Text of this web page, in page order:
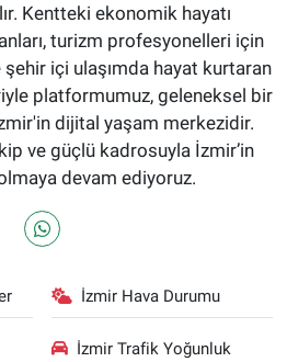
Kentteki ekonomik hayatı
turizm profesyonelleri için
içi ulaşımda hayat kurtaran
platformumuz, geleneksel bir
dijital yaşam merkezidir.
ve güçlü kadrosuyla İzmir’in
devam ediyoruz.
İzmir Hava Durumu
İzmir Trafik Yoğunluk